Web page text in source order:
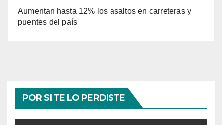
Aumentan hasta 12% los asaltos en carreteras y
puentes del país
POR SI TE LO PERDISTE